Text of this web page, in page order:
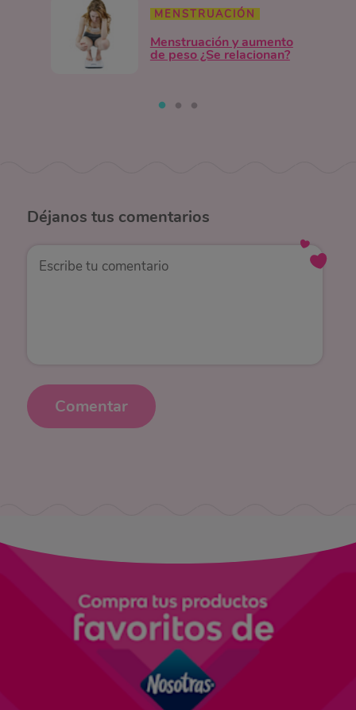
MENSTRUACIÓN
Menstruación y aumento
de peso ¿Se relacionan?
Déjanos tus comentarios
Comentar